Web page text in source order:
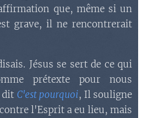
que, même si un
grave, il ne rencontrerait
Jésus se sert de ce qui
prétexte pour nous
dit C'est pourquoi, Il souligne
l'Esprit a eu lieu, mais